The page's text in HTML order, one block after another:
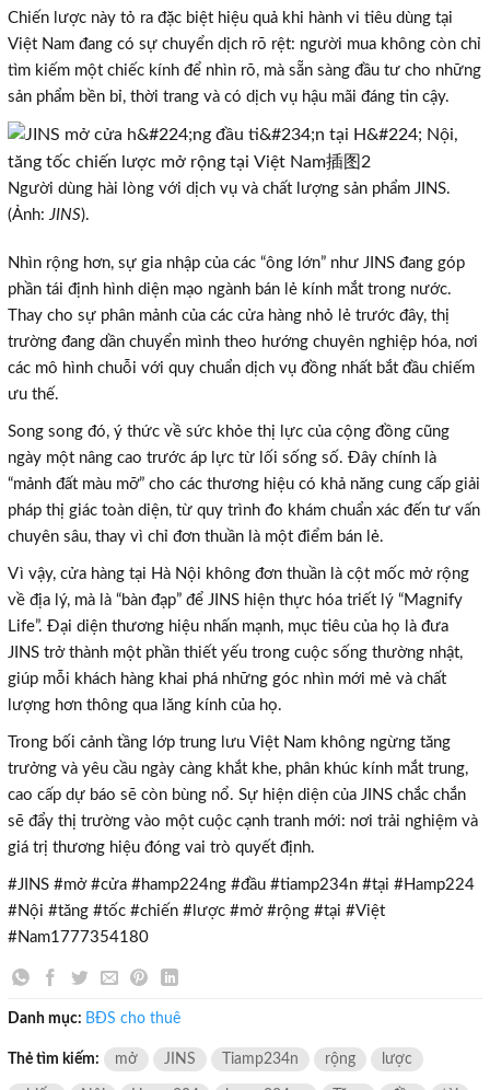
×
Chiến lược này tỏ ra đặc biệt hiệu quả khi hành vi tiêu dùng tại
Việt Nam đang có sự chuyển dịch rõ rệt: người mua không còn chỉ
tìm kiếm một chiếc kính để nhìn rõ, mà sẵn sàng đầu tư cho những
sản phẩm bền bỉ, thời trang và có dịch vụ hậu mãi đáng tin cậy.
Người dùng hài lòng với dịch vụ và chất lượng sản phẩm JINS.
(Ảnh: JINS).
Nhìn rộng hơn, sự gia nhập của các “ông lớn” như JINS đang góp
phần tái định hình diện mạo ngành bán lẻ kính mắt trong nước.
Thay cho sự phân mảnh của các cửa hàng nhỏ lẻ trước đây, thị
trường đang dần chuyển mình theo hướng chuyên nghiệp hóa, nơi
các mô hình chuỗi với quy chuẩn dịch vụ đồng nhất bắt đầu chiếm
ưu thế.
Song song đó, ý thức về sức khỏe thị lực của cộng đồng cũng
ngày một nâng cao trước áp lực từ lối sống số. Đây chính là
“mảnh đất màu mỡ” cho các thương hiệu có khả năng cung cấp giải
pháp thị giác toàn diện, từ quy trình đo khám chuẩn xác đến tư vấn
chuyên sâu, thay vì chỉ đơn thuần là một điểm bán lẻ.
Vì vậy, cửa hàng tại Hà Nội không đơn thuần là cột mốc mở rộng
về địa lý, mà là “bàn đạp” để JINS hiện thực hóa triết lý “Magnify
Life”. Đại diện thương hiệu nhấn mạnh, mục tiêu của họ là đưa
JINS trở thành một phần thiết yếu trong cuộc sống thường nhật,
giúp mỗi khách hàng khai phá những góc nhìn mới mẻ và chất
lượng hơn thông qua lăng kính của họ.
Trong bối cảnh tầng lớp trung lưu Việt Nam không ngừng tăng
trưởng và yêu cầu ngày càng khắt khe, phân khúc kính mắt trung,
cao cấp dự báo sẽ còn bùng nổ. Sự hiện diện của JINS chắc chắn
sẽ đẩy thị trường vào một cuộc cạnh tranh mới: nơi trải nghiệm và
giá trị thương hiệu đóng vai trò quyết định.
#JINS #mở #cửa #hamp224ng #đầu #tiamp234n #tại #Hamp224
#Nội #tăng #tốc #chiến #lược #mở #rộng #tại #Việt
#Nam1777354180
Danh mục: BĐS cho thuê
Thẻ tìm kiếm: mở JINS Tiamp234n rộng lược